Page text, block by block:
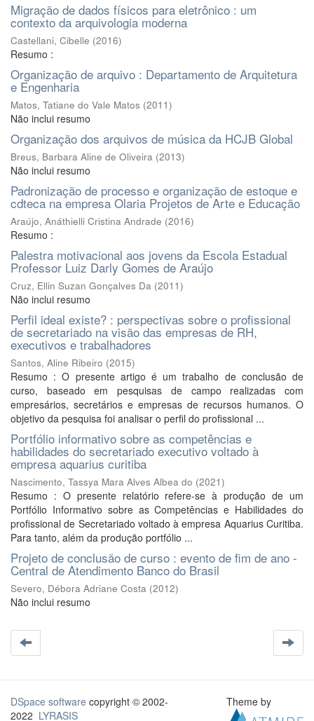
Migração de dados físicos para eletrônico : um
contexto da arquivologia moderna
Castellani, Cibelle (2016)
Resumo :
Organização de arquivo : Departamento de Arquitetura
e Engenharia
Matos, Tatiane do Vale Matos (2011)
Não inclui resumo
Organização dos arquivos de música da HCJB Global
Breus, Barbara Aline de Oliveira (2013)
Não inclui resumo
Padronização de processo e organização de estoque e
cdteca na empresa Olaria Projetos de Arte e Educação
Araújo, Anáthielli Cristina Andrade (2016)
Resumo :
Palestra motivacional aos jovens da Escola Estadual
Professor Luiz Darly Gomes de Araújo
Cruz, Ellin Suzan Gonçalves Da (2011)
Não inclui resumo
Perfil ideal existe? : perspectivas sobre o profissional
de secretariado na visão das empresas de RH,
executivos e trabalhadores
Santos, Aline Ribeiro (2015)
Resumo : O presente artigo é um trabalho de conclusão de
curso, baseado em pesquisas de campo realizadas com
empresários, secretários e empresas de recursos humanos. O
objetivo da pesquisa foi analisar o perfil do profissional ...
Portfólio informativo sobre as competências e
habilidades do secretariado executivo voltado à
empresa aquarius curitiba
Nascimento, Tassya Mara Alves Albea do (2021)
Resumo : O presente relatório refere-se à produção de um
Portfólio Informativo sobre as Competências e Habilidades do
profissional de Secretariado voltado à empresa Aquarius Curitiba.
Para tanto, além da produção portfólio ...
Projeto de conclusão de curso : evento de fim de ano -
Central de Atendimento Banco do Brasil
Severo, Débora Adriane Costa (2012)
Não inclui resumo
DSpace software copyright © 2002-
2022 LYRASIS
Theme by